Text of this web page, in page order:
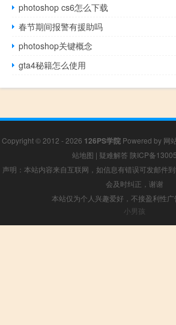
photoshop cs6怎么下载
春节期间报警有援助吗
photoshop关键概念
gta4秘籍怎么使用
Copyright © 2012 - 2026 126PS学院Powered by 网
站地图 | 疑难解答 陕ICP备
声明：本站内容来自互联网，如信息有错误可发邮件
会及时纠正，谢谢
本站仅为个人兴趣爱好，不接盈利性
小男孩